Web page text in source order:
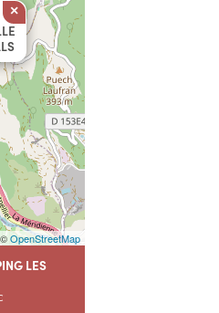
×
OpenStreetMap
LES